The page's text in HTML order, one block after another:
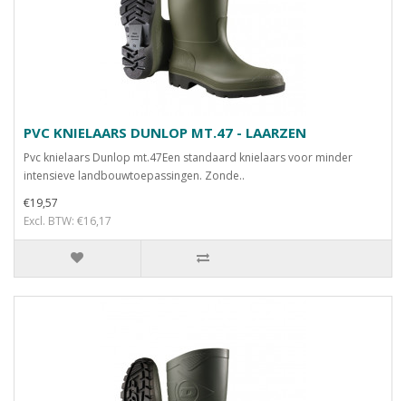
PVC KNIELAARS DUNLOP MT.47 - LAARZEN
Pvc knielaars Dunlop mt.47Een standaard knielaars voor minder
intensieve landbouwtoepassingen. Zonde..
€19,57
Excl. BTW: €16,17